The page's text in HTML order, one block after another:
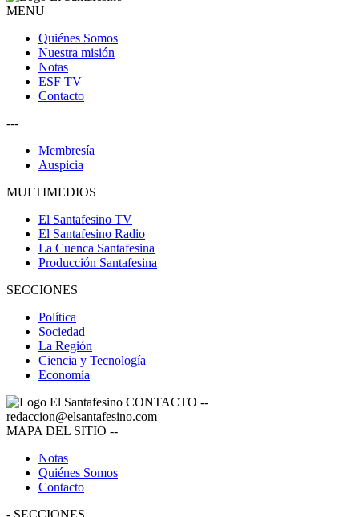
MENU
Quiénes Somos
Nuestra misión
Notas
ESF TV
Contacto
---
Membresía
Auspicia
MULTIMEDIOS
El Santafesino TV
El Santafesino Radio
La Cuenca Santafesina
Producción Santafesina
SECCIONES
Política
Sociedad
La Región
Ciencia y Tecnología
Economía
CONTACTO --
redaccion@elsantafesino.com
MAPA DEL SITIO --
Notas
Quiénes Somos
Contacto
- SECCIONES